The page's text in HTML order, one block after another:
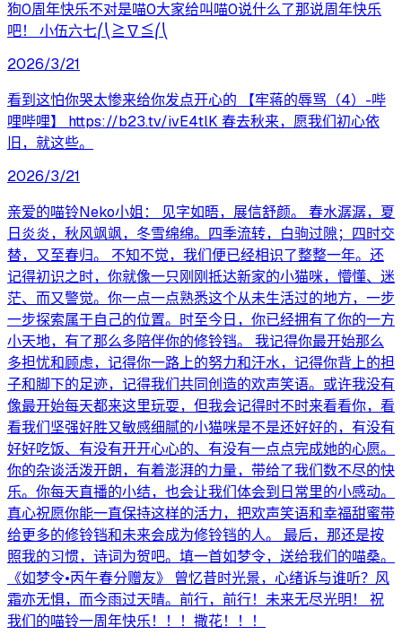
狗0周年快乐不对是喵0大家给叫喵0说什么了那说周年快乐
吧！ 小伍六七⎛⎝≧∇≦⎛⎝
2026/3/21
看到这怕你哭太惨来给你发点开心的 【牢蒋的辱骂（4）-哔
哩哔哩】 https://b23.tv/ivE4tlK 春去秋来，愿我们初心依
旧，就这些。
2026/3/21
亲爱的喵铃Neko小姐： 见字如晤，展信舒颜。 春水潺潺，夏
日炎炎，秋风飒飒，冬雪绵绵。四季流转，白驹过隙；四时交
替，又至春归。 不知不觉，我们便已经相识了整整一年。还
记得初识之时，你就像一只刚刚抵达新家的小猫咪，懵懂、迷
茫、而又警觉。你一点一点熟悉这个从未生活过的地方，一步
一步探索属于自己的位置。时至今日，你已经拥有了你的一方
小天地，有了那么多陪伴你的修铃铛。 我记得你最开始那么
多担忧和顾虑，记得你一路上的努力和汗水，记得你背上的担
子和脚下的足迹，记得我们共同创造的欢声笑语。或许我没有
像最开始每天都来这里玩耍，但我会记得时不时来看看你，看
看我们坚强好胜又敏感细腻的小猫咪是不是还好好的，有没有
好好吃饭、有没有开开心心的、有没有一点点完成她的心愿。
你的杂谈活泼开朗，有着澎湃的力量，带给了我们数不尽的快
乐。你每天直播的小结，也会让我们体会到日常里的小感动。
真心祝愿你能一直保持这样的活力，把欢声笑语和幸福甜蜜带
给更多的修铃铛和未来会成为修铃铛的人。 最后，那还是按
照我的习惯，诗词为贺吧。填一首如梦令，送给我们的喵桑。
《如梦令•丙午春分赠友》 曾忆昔时光景，心绪诉与谁听？风
霜亦无惧，而今雨过天晴。前行，前行！未来无尽光明！ 祝
我们的喵铃一周年快乐！！！撒花！！！